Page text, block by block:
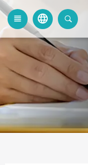
language
view_headline